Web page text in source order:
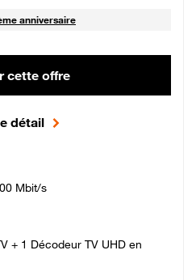
anniversaire
cette offre
détail
Mbit/s
+ 1 Décodeur TV UHD en